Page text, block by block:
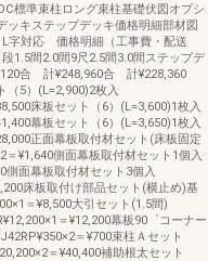
標準束柱ロング束柱基礎伏図オプシ
ッキステップデッキ価格明細部材図
字対応 価格明細（工事費・配送
1.5間2.0間9尺2.5間3.0間ステップデ
合 計¥248,960合 計¥228,360
5）(L=2,900)2枚入
床板セット（6）(L=3,600)1枚入
幕板セット（6）(L=3,650)1枚入
正面幕板取付材セット(床板固定
＝¥1,640側面幕板取付材セット1個入
側面幕板取付材セット3個入
床板取付け部品セット(横止め)基
＝¥8,500大引セット(1.5間)
＝¥12,200幕板90゜コーナー
＝¥700束柱Ａセット
＝¥40,400補助根太セット